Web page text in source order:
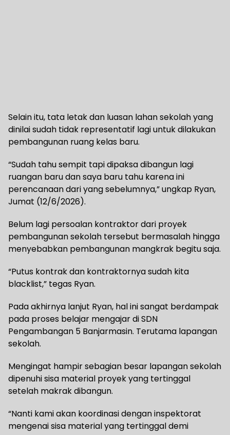
Selain itu, tata letak dan luasan lahan sekolah yang
dinilai sudah tidak representatif lagi untuk dilakukan
pembangunan ruang kelas baru.
“Sudah tahu sempit tapi dipaksa dibangun lagi
ruangan baru dan saya baru tahu karena ini
perencanaan dari yang sebelumnya,” ungkap Ryan,
Jumat (12/6/2026).
Belum lagi persoalan kontraktor dari proyek
pembangunan sekolah tersebut bermasalah hingga
menyebabkan pembangunan mangkrak begitu saja.
“Putus kontrak dan kontraktornya sudah kita
blacklist,” tegas Ryan.
Pada akhirnya lanjut Ryan, hal ini sangat berdampak
pada proses belajar mengajar di SDN
Pengambangan 5 Banjarmasin. Terutama lapangan
sekolah.
Mengingat hampir sebagian besar lapangan sekolah
dipenuhi sisa material proyek yang tertinggal
setelah makrak dibangun.
“Nanti kami akan koordinasi dengan inspektorat
mengenai sisa material yang tertinggal demi